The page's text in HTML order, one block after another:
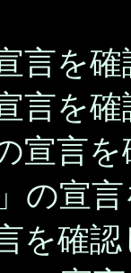
言を
言を
宣言
の宣
を確